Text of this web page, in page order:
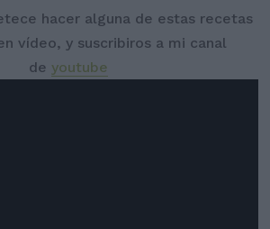
hacer alguna de estas recetas
vídeo, y suscribiros a mi canal
de youtube